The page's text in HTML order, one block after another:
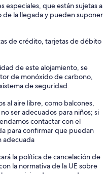
especiales, que están sujetas a
la llegada y pueden suponer
de crédito, tarjetas de débito
de este alojamiento, se
de monóxido de carbono,
de seguridad.
al aire libre, como balcones,
ser adecuados para niños; si
contactar con el
para confirmar que puedan
adecuada
la política de cancelación de
la normativa de la UE sobre